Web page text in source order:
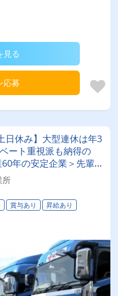
見る
応募
日休み】大型連休は年3
ート重視派も納得の
年の安定企業＞先輩の
スタートも活躍中！
所
賞与あり 昇給あり